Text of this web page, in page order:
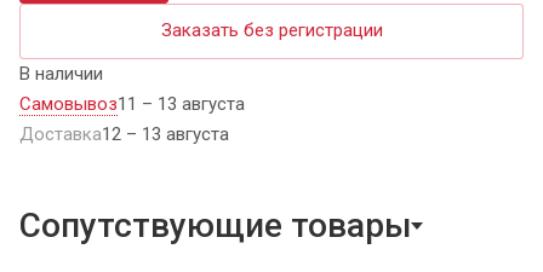
Заказать без регистрации
В наличии
Самовывоз11 – 13 августа
Доставка12 – 13 августа
Сопутствующие товары